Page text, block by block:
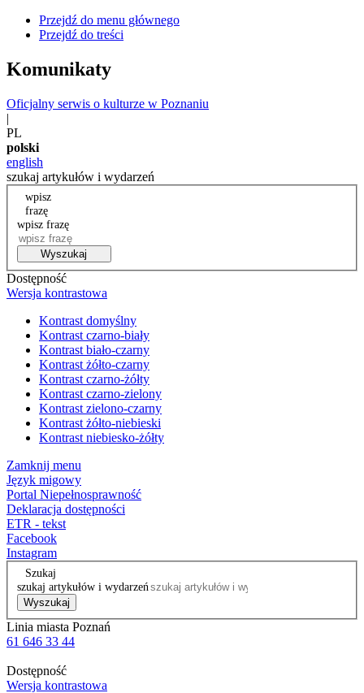
Przejdź do menu głównego
Przejdź do treści
Komunikaty
Oficjalny serwis o kulturze w Poznaniu
|
PL
polski
english
szukaj artykułów i wydarzeń
wpisz
frazę
wpisz frazę
Wyszukaj
Dostępność
Wersja kontrastowa
Kontrast domyślny
Kontrast czarno-biały
Kontrast biało-czarny
Kontrast żółto-czarny
Kontrast czarno-żółty
Kontrast czarno-zielony
Kontrast zielono-czarny
Kontrast żółto-niebieski
Kontrast niebiesko-żółty
Zamknij menu
Język migowy
Portal Niepełnosprawność
Deklaracja dostępności
ETR - tekst
Facebook
Instagram
Szukaj
szukaj artykułów i wydarzeń
Wyszukaj
Linia miasta Poznań
61 646 33 44
Dostępność
Wersja kontrastowa